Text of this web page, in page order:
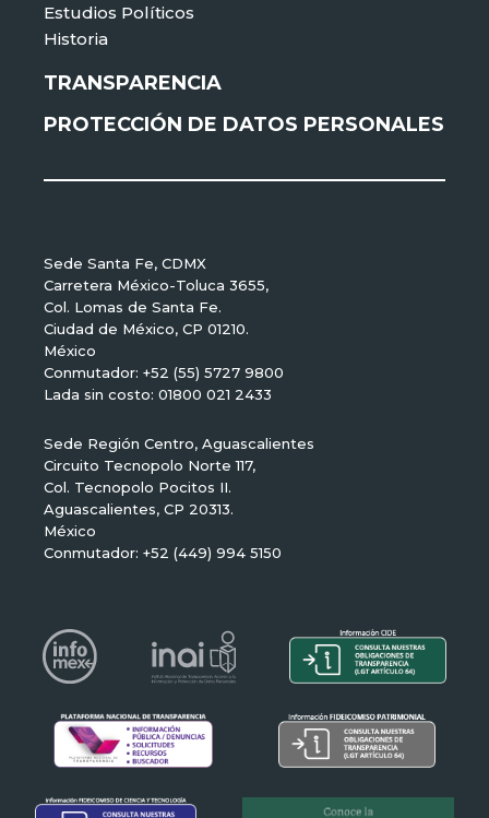
Estudios Políticos
Historia
TRANSPARENCIA
PROTECCIÓN DE DATOS PERSONALES
Sede Santa Fe, CDMX
Carretera México-Toluca 3655,
Col. Lomas de Santa Fe.
Ciudad de México, CP 01210.
México
Conmutador: +52 (55) 5727 9800
Lada sin costo: 01800 021 2433
Sede Región Centro, Aguascalientes
Circuito Tecnopolo Norte 117,
Col. Tecnopolo Pocitos II.
Aguascalientes, CP 20313.
México
Conmutador: +52 (449) 994 5150